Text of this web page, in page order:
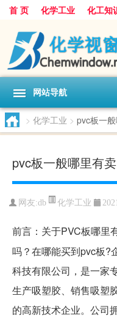
首 页 化学工业 化工知
网站导航
> 化学工业 > pvc板一
pvc板一般哪里有
网友:db 化学工业
前言：关于PVC板哪里
吗？在哪能买到pvc板?
科技有限公司，是一家
生产吸塑胶、销售吸塑
的高新技术企业。公司